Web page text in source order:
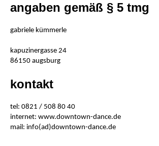
angaben gemäß § 5 tmg
gabriele kümmerle
kapuzinergasse 24
86150 augsburg
kontakt
tel: 0821 / 508 80 40
internet: www.downtown-dance.de
mail: info(ad)downtown-dance.de